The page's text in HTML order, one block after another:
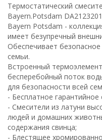
Термостатический
Bayern.Potsdam DA2123201
Bayern Potsdam -
имеет безупречный
Обеспечивает
семьи.
Встроенный
бесперебойный поток
для безопасности всей
- Бесплатное
- Смесители из латуни
людей и домашних
содержания свинца;
- Блестящее